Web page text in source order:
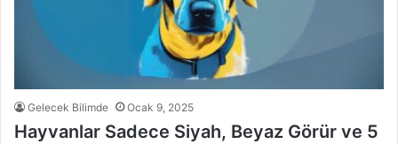
Gelecek Bilimde Ocak 9, 2025
Hayvanlar Sadece Siyah, Beyaz Görür ve 5